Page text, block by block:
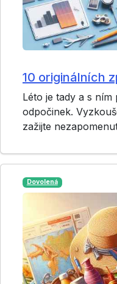
10 originálních
Léto je tady a s
odpočinek.
zažijte
Dovolená